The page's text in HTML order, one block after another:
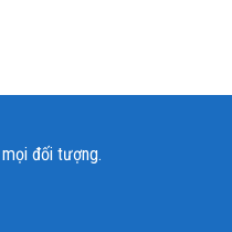
đối tượng.